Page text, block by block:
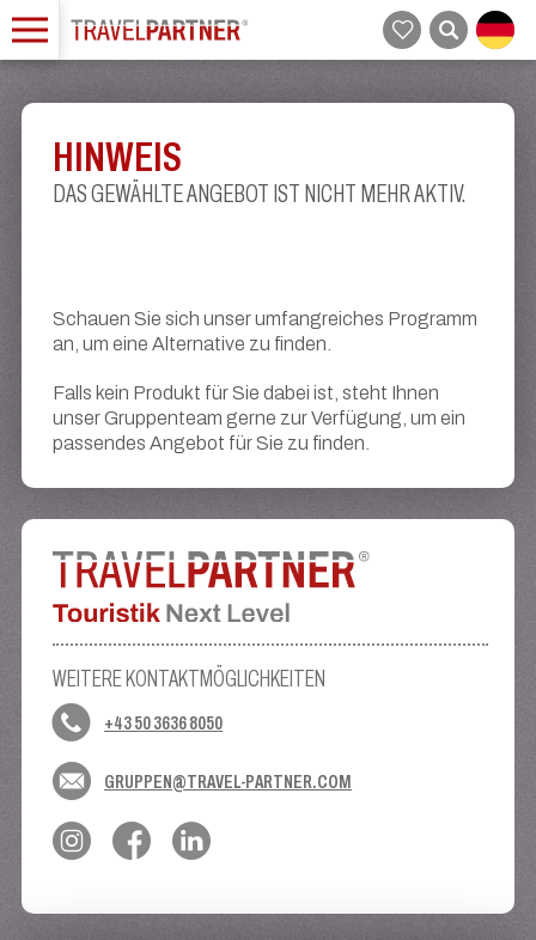
HINWEIS
DAS GEWÄHLTE ANGEBOT IST NICHT MEHR AKTIV.
Schauen Sie sich unser umfangreiches Programm
an, um eine Alternative zu finden.
Falls kein Produkt für Sie dabei ist, steht Ihnen
unser Gruppenteam gerne zur Verfügung, um ein
passendes Angebot für Sie zu finden.
WEITERE KONTAKTMÖGLICHKEITEN
+43 50 3636 8050
GRUPPEN@TRAVEL-PARTNER.COM